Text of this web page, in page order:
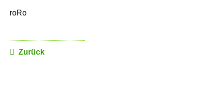
roRo
Zurück